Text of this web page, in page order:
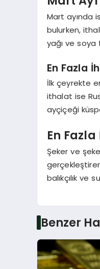
Mart ayında
bulurken,
yağı ve soya
En Fazla
İlk çeyrekte
ithalat ise
ayçiçeği
En
Şeker ve
balıkçılık ve
Benzer